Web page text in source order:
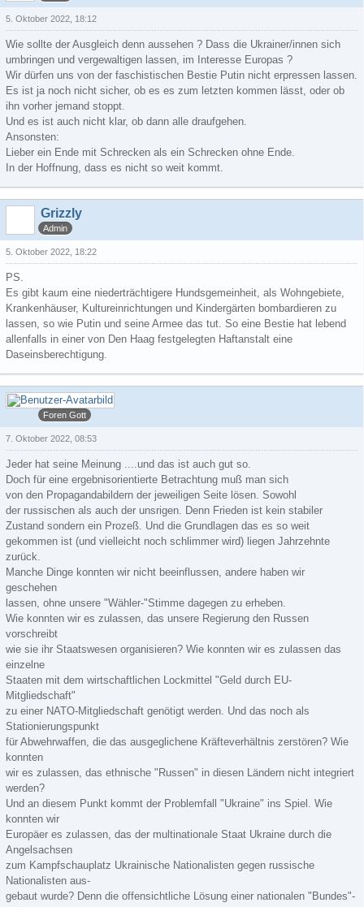
5. Oktober 2022, 18:12
Wie sollte der Ausgleich denn aussehen ? Dass die Ukrainer/innen sich
umbringen und vergewaltigen lassen, im Interesse Europas ?
Wir dürfen uns von der faschistischen Bestie Putin nicht erpressen lassen.
Es ist ja noch nicht sicher, ob es es zum letzten kommen lässt, oder ob
ihn vorher jemand stoppt.
Und es ist auch nicht klar, ob dann alle draufgehen.
Ansonsten:
Lieber ein Ende mit Schrecken als ein Schrecken ohne Ende.
In der Hoffnung, dass es nicht so weit kommt.
Grizzly
Admin
5. Oktober 2022, 18:22
PS.
Es gibt kaum eine niederträchtigere Hundsgemeinheit, als Wohngebiete,
Krankenhäuser, Kultureinrichtungen und Kindergärten bombardieren zu
lassen, so wie Putin und seine Armee das tut. So eine Bestie hat lebend
allenfalls in einer von Den Haag festgelegten Haftanstalt eine
Daseinsberechtigung.
COOLmann
Foren Gott
7. Oktober 2022, 08:53
Jeder hat seine Meinung ....und das ist auch gut so.
Doch für eine ergebnisorientierte Betrachtung muß man sich
von den Propagandabildern der jeweiligen Seite lösen. Sowohl
der russischen als auch der unsrigen. Denn Frieden ist kein stabiler
Zustand sondern ein Prozeß. Und die Grundlagen das es so weit
gekommen ist (und vielleicht noch schlimmer wird) liegen Jahrzehnte
zurück.
Manche Dinge konnten wir nicht beeinflussen, andere haben wir
geschehen
lassen, ohne unsere "Wähler-"Stimme dagegen zu erheben.
Wie konnten wir es zulassen, das unsere Regierung den Russen
vorschreibt
wie sie ihr Staatswesen organisieren? Wie konnten wir es zulassen das
einzelne
Staaten mit dem wirtschaftlichen Lockmittel "Geld durch EU-
Mitgliedschaft"
zu einer NATO-Mitgliedschaft genötigt werden. Und das noch als
Stationierungspunkt
für Abwehrwaffen, die das ausgeglichene Kräfteverhältnis zerstören? Wie
konnten
wir es zulassen, das ethnische "Russen" in diesen Ländern nicht integriert
werden?
Und an diesem Punkt kommt der Problemfall "Ukraine" ins Spiel. Wie
konnten wir
Europäer es zulassen, das der multinationale Staat Ukraine durch die
Angelsachsen
zum Kampfschauplatz Ukrainische Nationalisten gegen russische
Nationalisten aus-
gebaut wurde? Denn die offensichtliche Lösung einer nationalen "Bundes"-